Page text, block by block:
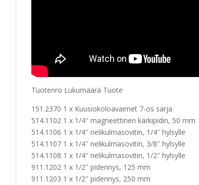
Tuotenro Lukumäärä Tuote
151.2370 1 x Kuusiokoloavaimet 7-os sarja
514.1102 1 x 1/4″ magneettinen kärkipidin, 50 mm
514.1106 1 x 1/4″ nelikulmasovitin, 1/4″ hylsylle
514.1107 1 x 1/4″ nelikulmasovitin, 3/8″ hylsylle
514.1108 1 x 1/4″ nelikulmasovitin, 1/2″ hylsylle
911.1202 1 x 1/2″ pidennys, 125 mm
911.1203 1 x 1/2″ pidennys, 250 mm